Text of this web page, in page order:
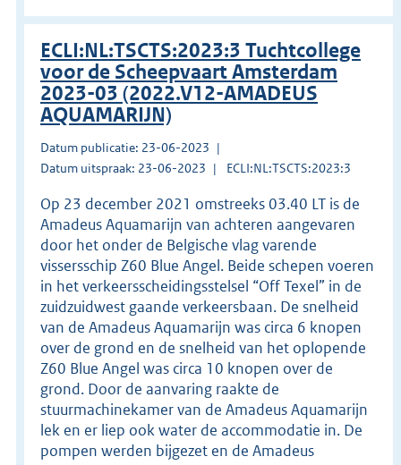
ECLI:NL:TSCTS:2023:3 Tuchtcollege
voor de Scheepvaart Amsterdam
2023-03 (2022.V12-AMADEUS
AQUAMARIJN)
Datum publicatie: 23-06-2023
Datum uitspraak: 23-06-2023
ECLI:NL:TSCTS:2023:3
Op 23 december 2021 omstreeks 03.40 LT is de
Amadeus Aquamarijn van achteren aangevaren
door het onder de Belgische vlag varende
vissersschip Z60 Blue Angel. Beide schepen voeren
in het verkeersscheidingsstelsel “Off Texel” in de
zuidzuidwest gaande verkeersbaan. De snelheid
van de Amadeus Aquamarijn was circa 6 knopen
over de grond en de snelheid van het oplopende
Z60 Blue Angel was circa 10 knopen over de
grond. Door de aanvaring raakte de
stuurmachinekamer van de Amadeus Aquamarijn
lek en er liep ook water de accommodatie in. De
pompen werden bijgezet en de Amadeus